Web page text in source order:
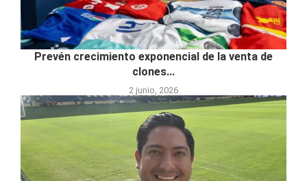
Prevén crecimiento exponencial de la venta de
clones...
2 junio, 2026